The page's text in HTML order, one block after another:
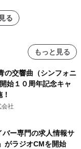
る
もっと見る
の交響曲（シンフォニ
始１０周年記念キャ
社
バー専門の求人情報サ
がラジオCMを開始